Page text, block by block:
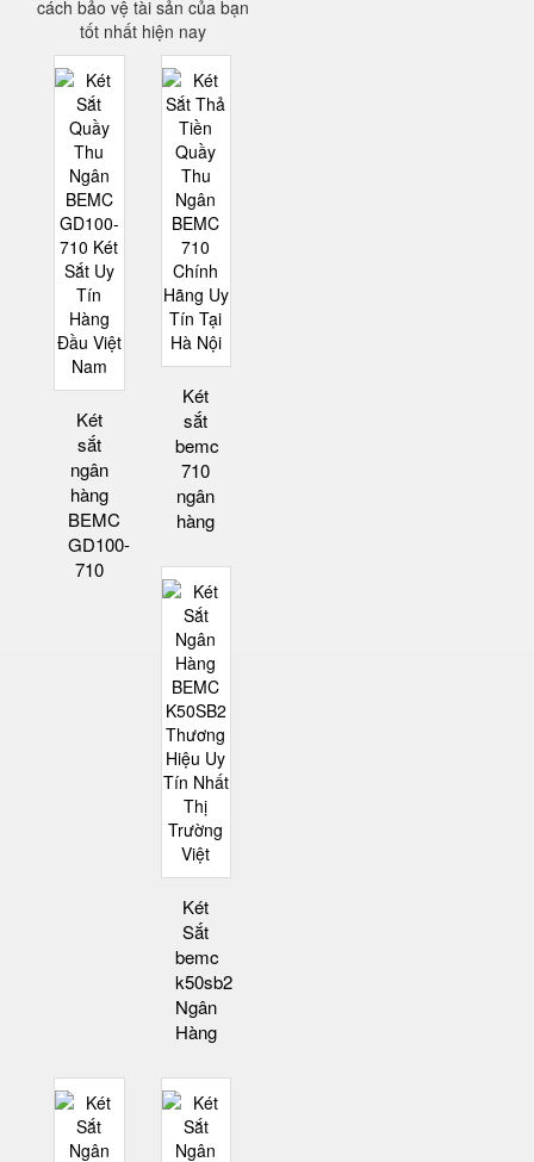
cách bảo vệ tài sản của bạn
tốt nhất hiện nay
Két
sắt
ngân
hàng
BEMC
GD100-
710
Két
sắt
bemc
710
ngân
hàng
Két
Sắt
bemc
k50sb2
Ngân
Hàng